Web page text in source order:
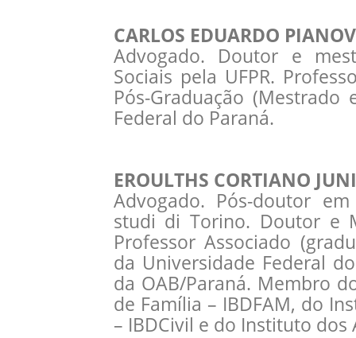
CARLOS EDUARDO
Advogado. Doutor e
Sociais pela UFPR.
Pós-Graduação
Federal do Paraná.
EROULTHS CORTIANO
Advogado. Pós-doutor
studi di Torino. Doutor e
Professor Associado
da Universidade Federal
da OAB/Paraná. Membro
de Família – IBDFAM, do
– IBDCivil e do Instituto dos